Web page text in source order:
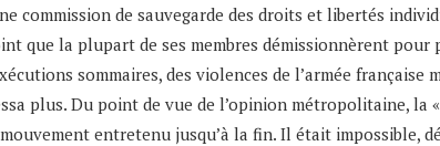
de sauvegarde des droits et libertés
que la plupart de ses membres démissionnèrent pour
sommaires, des violences de l’armée française
plus. Du point de vue de l’opinion métropolitaine,
entretenu jusqu’à la fin. Il était impossible,